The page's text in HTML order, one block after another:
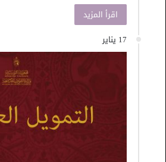
اقرأ المزيد
17 يناير